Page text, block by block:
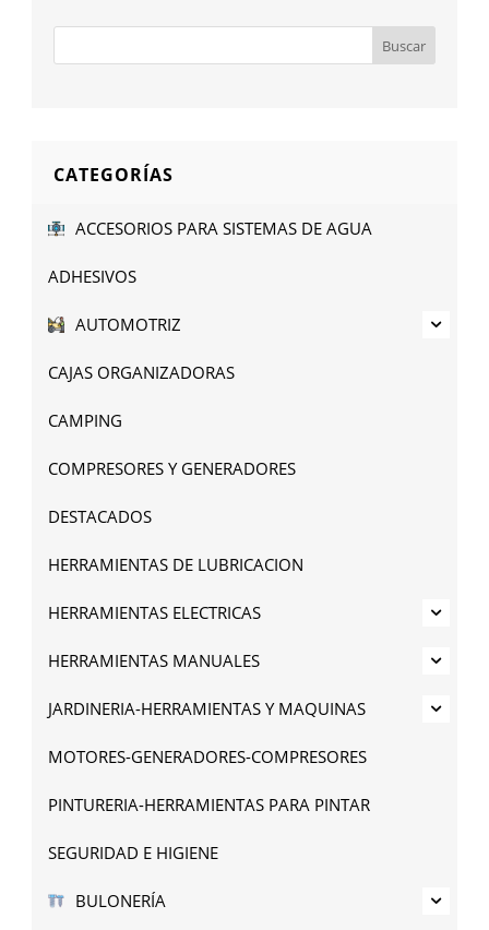
CATEGORÍAS
ACCESORIOS PARA SISTEMAS DE AGUA
ADHESIVOS
AUTOMOTRIZ
CAJAS ORGANIZADORAS
CAMPING
COMPRESORES Y GENERADORES
DESTACADOS
HERRAMIENTAS DE LUBRICACION
HERRAMIENTAS ELECTRICAS
HERRAMIENTAS MANUALES
JARDINERIA-HERRAMIENTAS Y MAQUINAS
MOTORES-GENERADORES-COMPRESORES
PINTURERIA-HERRAMIENTAS PARA PINTAR
SEGURIDAD E HIGIENE
BULONERÍA